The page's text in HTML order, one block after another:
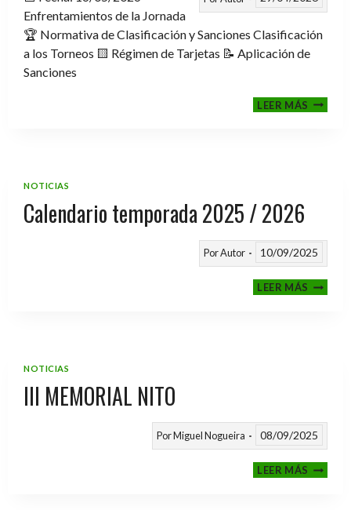
Enfrentamientos de la Jornada
🏆 Normativa de Clasificación y Sanciones Clasificación
a los Torneos 🟨 Régimen de Tarjetas 📝 Aplicación de
Sanciones
LEER MÁSFASE
NOTICIAS
Calendario temporada 2025 / 2026
PorAutor 10/09/2025
LEER MÁS
NOTICIAS
III MEMORIAL NITO
PorMiguel Nogueira 08/09/2025
LEER MÁSIII